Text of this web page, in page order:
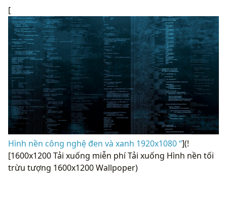
[
Hình nền công nghệ đen và xanh 1920x1080 “](!
[1600x1200 Tải xuống miễn phí Tải xuống Hình nền tối
trừu tượng 1600x1200 Wallpoper)